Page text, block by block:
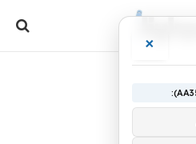
×